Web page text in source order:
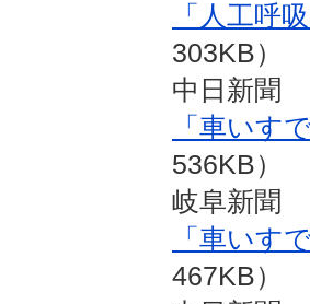
「人工呼
303KB）
中日新聞
「車いす
536KB）
岐阜新聞
「車いす
467KB）